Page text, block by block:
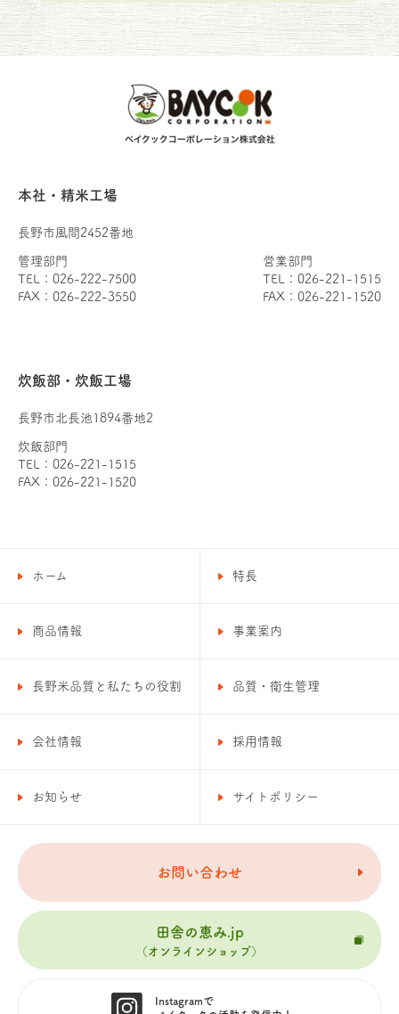
本社・精米工場
長野市風間2452番地
管理部門
TEL：026-222-7500
FAX：026-222-3550
営業部門
TEL：026-221-1515
FAX：026-221-1520
炊飯部・炊飯工場
長野市北長池1894番地2
炊飯部門
TEL：026-221-1515
FAX：026-221-1520
ホーム 特長
商品情報 事業案内
長野米品質と私たちの役割 品質・衛生管理
会社情報 採用情報
お知らせ サイトポリシー
お問い合わせ
田舎の恵み.jp
（オンラインショップ）
Instagramで